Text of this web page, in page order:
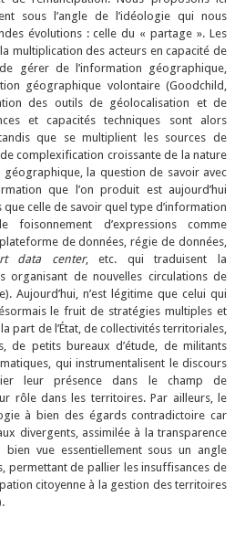
sous l’angle de l’idéologie qui nous
évolutions : celle du « partage ». Les
multiplication des acteurs en capacité de
gérer de l’information géographique,
géographique volontaire (Goodchild,
des outils de géolocalisation et de
et capacités techniques sont alors
que se multiplient les sources de
complexification croissante de la nature
la question de savoir avec
que l’on produit est aujourd’hui
celle de savoir quel type d’information
d’expressions comme
de données, régie de données,
data center, etc. qui traduisent la
organisant de nouvelles circulations de
Aujourd’hui, n’est légitime que celui qui
le fruit de stratégies multiples et
part de l’État, de collectivités territoriales,
de petits bureaux d’étude, de militants
qui instrumentalisent le discours
leur présence dans le champ de
rôle dans les territoires. Par ailleurs, le
à bien des égards contradictoire car
divergents, assimilée à la transparence
vue essentiellement sous un angle
permettant de pallier les insuffisances de
citoyenne à la gestion des territoires